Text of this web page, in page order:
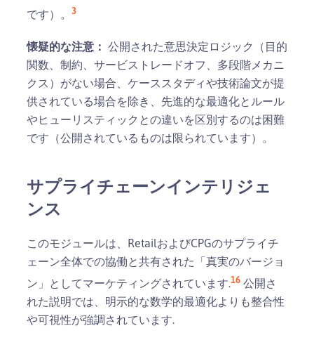
です）。 3
懐疑的な注意： 公開された意思決定ロジック（目的
関数、制約、サービストレードオフ、多段階メカニ
クス）がない場合、ケーススタディや技術論文が提
供されている場合を除き、先進的な最適化とルール
やヒューリスティックとの違いを区別するのは困難
です（公開されているものは限られています）。
サプライチェーンインテリジェ
ンス
このモジュールは、RetailおよびCPGのサプライチ
ェーン全体での協働と共有された「真実のバージョ
ン」としてマーケティングされています.16 公開さ
れた説明では、明示的な数学的最適化よりも整合性
や可視性が強調されています.